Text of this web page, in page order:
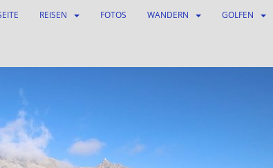
REISEN FOTOS WANDERN GOLFEN